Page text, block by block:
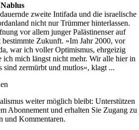
zweite Intifada und die israelische
nicht nur Trümmer hinterlassen.
vor allem junger Palästinenser auf
bestimmte Zukunft. »Im Jahr 2000, vor
war ich voller Optimismus, ehrgeizig
ich mich längst nicht mehr. Wir alle hier in
sind zermürbt und mutlos«, klagt ...
weiter möglich bleibt: Unterstützen
Abonnement und erhalten Sie Zugang zu
und Kommentaren.